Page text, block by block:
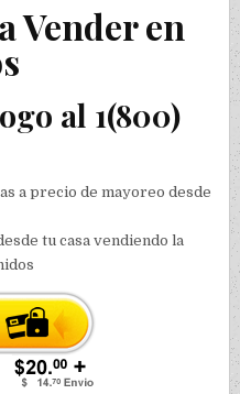
Vender en
al 1(800)
a precio de mayoreo desde
tu casa vendiendo la